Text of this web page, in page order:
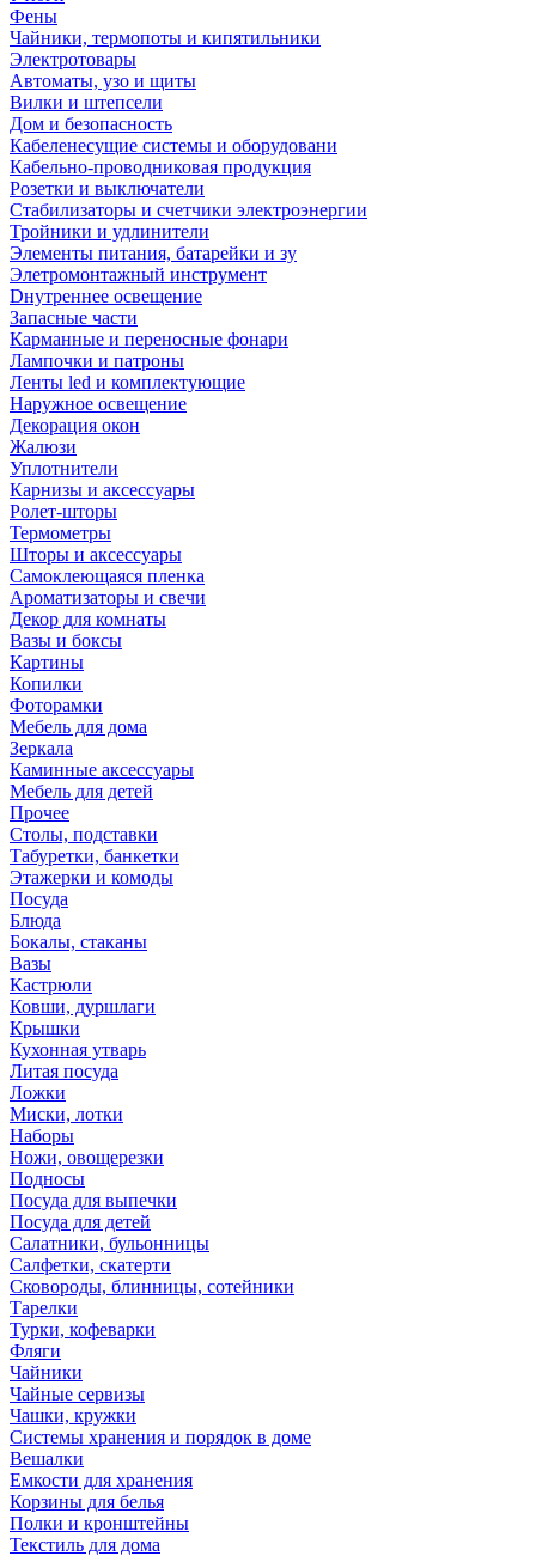
Фены
Чайники, термопоты и кипятильники
Электротовары
Автоматы, узо и щиты
Вилки и штепсели
Дом и безопасность
Кабеленесущие системы и оборудовани
Кабельно-проводниковая продукция
Розетки и выключатели
Стабилизаторы и счетчики электроэнергии
Тройники и удлинители
Элементы питания, батарейки и зу
Элетромонтажный инструмент
Dнутреннее освещение
Запасные части
Карманные и переносные фонари
Лампочки и патроны
Ленты led и комплектующие
Наружное освещение
Декорация окон
Жалюзи
Уплотнители
Карнизы и аксессуары
Ролет-шторы
Термометры
Шторы и аксессуары
Самоклеющаяся пленка
Ароматизаторы и свечи
Декор для комнаты
Вазы и боксы
Картины
Копилки
Фоторамки
Мебель для дома
Зеркала
Каминные аксессуары
Мебель для детей
Прочее
Столы, подставки
Табуретки, банкетки
Этажерки и комоды
Посуда
Блюда
Бокалы, стаканы
Вазы
Кастрюли
Ковши, дуршлаги
Крышки
Кухонная утварь
Литая посуда
Ложки
Миски, лотки
Наборы
Ножи, овощерезки
Подносы
Посуда для выпечки
Посуда для детей
Салатники, бульонницы
Салфетки, скатерти
Сковороды, блинницы, сотейники
Тарелки
Турки, кофеварки
Фляги
Чайники
Чайные сервизы
Чашки, кружки
Системы хранения и порядок в доме
Вешалки
Емкости для хранения
Корзины для белья
Полки и кронштейны
Текстиль для дома